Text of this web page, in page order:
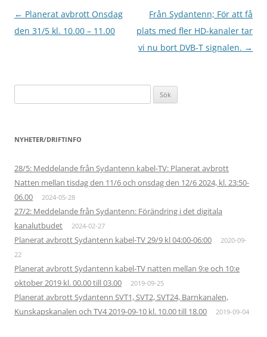
Inläggsnavigering
← Planerat avbrott Onsdag
den 31/5 kl. 10.00 – 11.00
Från Sydantenn; För att få
plats med fler HD-kanaler tar
vi nu bort DVB-T signalen. →
efter:
NYHETER/DRIFTINFO
28/5: Meddelande från Sydantenn kabel-TV: Planerat avbrott
Natten mellan tisdag den 11/6 och onsdag den 12/6 2024, kl. 23:50-
06.00
2024-05-28
27/2: Meddelande från Sydantenn: Förändring i det digitala
kanalutbudet
2024-02-27
Planerat avbrott Sydantenn kabel-TV 29/9 kl 04:00-06:00
2020-09-
22
Planerat avbrott Sydantenn kabel-TV natten mellan 9:e och 10:e
oktober 2019 kl. 00.00 till 03.00
2019-09-25
Planerat avbrott Sydantenn SVT1, SVT2, SVT24, Barnkanalen,
Kunskapskanalen och TV4 2019-09-10 kl. 10.00 till 18.00
2019-09-04